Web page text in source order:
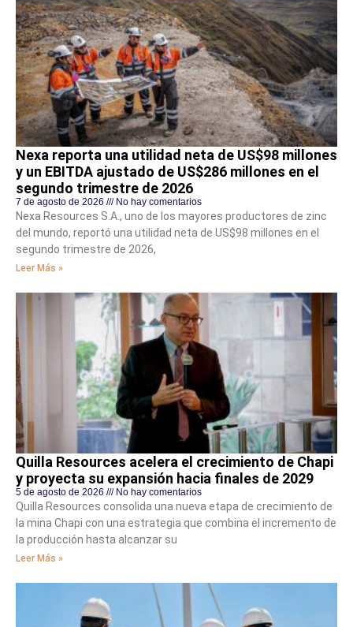
Nexa reporta una utilidad neta de US$98 millones
y un EBITDA ajustado de US$286 millones en el
segundo trimestre de 2026
7 de agosto de 2026 No hay comentarios
Nexa Resources S.A., uno de los mayores productores de zinc
del mundo, reportó una utilidad neta de US$98 millones en el
segundo trimestre de 2026,
Leer Más »
Quilla Resources acelera el crecimiento de Chapi
y proyecta su expansión hacia finales de 2029
5 de agosto de 2026 No hay comentarios
Quilla Resources consolida una nueva etapa de crecimiento de
la mina Chapi con una estrategia que combina el incremento de
la producción hasta alcanzar su
Leer Más »